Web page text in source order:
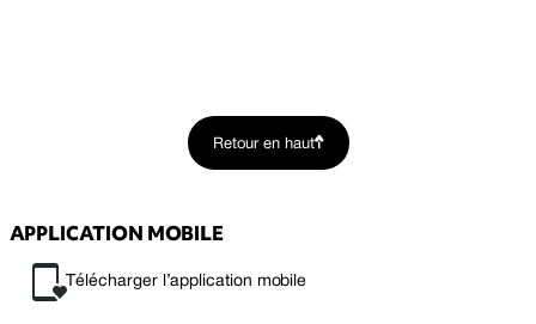
Retour en haut
APPLICATION MOBILE
Télécharger l’application mobile